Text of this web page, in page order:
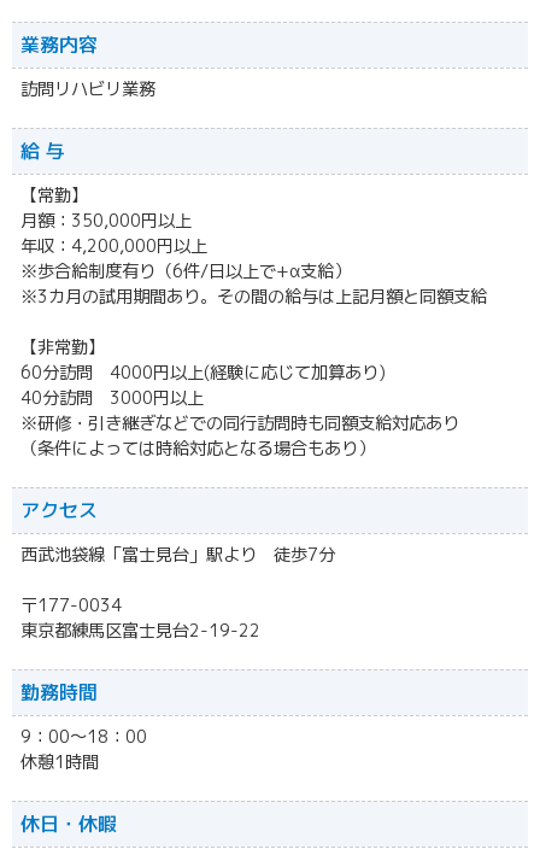
業務内容
訪問リハビリ業務
給 与
【常勤】
月額：350,000円以上
年収：4,200,000円以上
※歩合給制度有り（6件/日以上で+α支給）
※3カ月の試用期間あり。その間の給与は上記月額と同額支給
【非常勤】
60分訪問 4000円以上(経験に応じて加算あり)
40分訪問 3000円以上
※研修・引き継ぎなどでの同行訪問時も同額支給対応あり
（条件によっては時給対応となる場合もあり）
アクセス
西武池袋線「富士見台」駅より 徒歩7分
〒177-0034
東京都練馬区富士見台2-19-22
勤務時間
9：00～18：00
休憩1時間
休日・休暇